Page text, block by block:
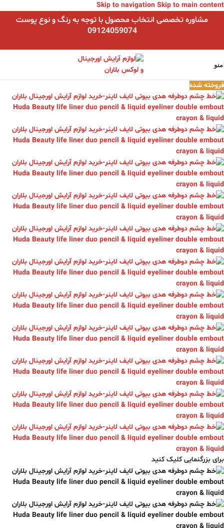
Skip to navigation Skip to main content
مشاوره تخصصی انتخاب محصول با توجه به رنگ و نوع پوست
09124059074
منو
فروخته شده
برای بزرگنمایی کلیک کنید